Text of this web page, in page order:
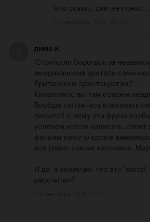
Что сказал, сам не понял...
дима и.
'Стоило ли бороться за
американские зрители сами
британским аристократам?'
Кинопоиск, вы там совсем
Вообще пытаетесь влаживать
пишите? К чему эта фраза
успехом могли написать, стоит
фильмы комуто кроме
все равно самые кассовые.
И да, я понимаю, что это 'юмор',
рассчитан?